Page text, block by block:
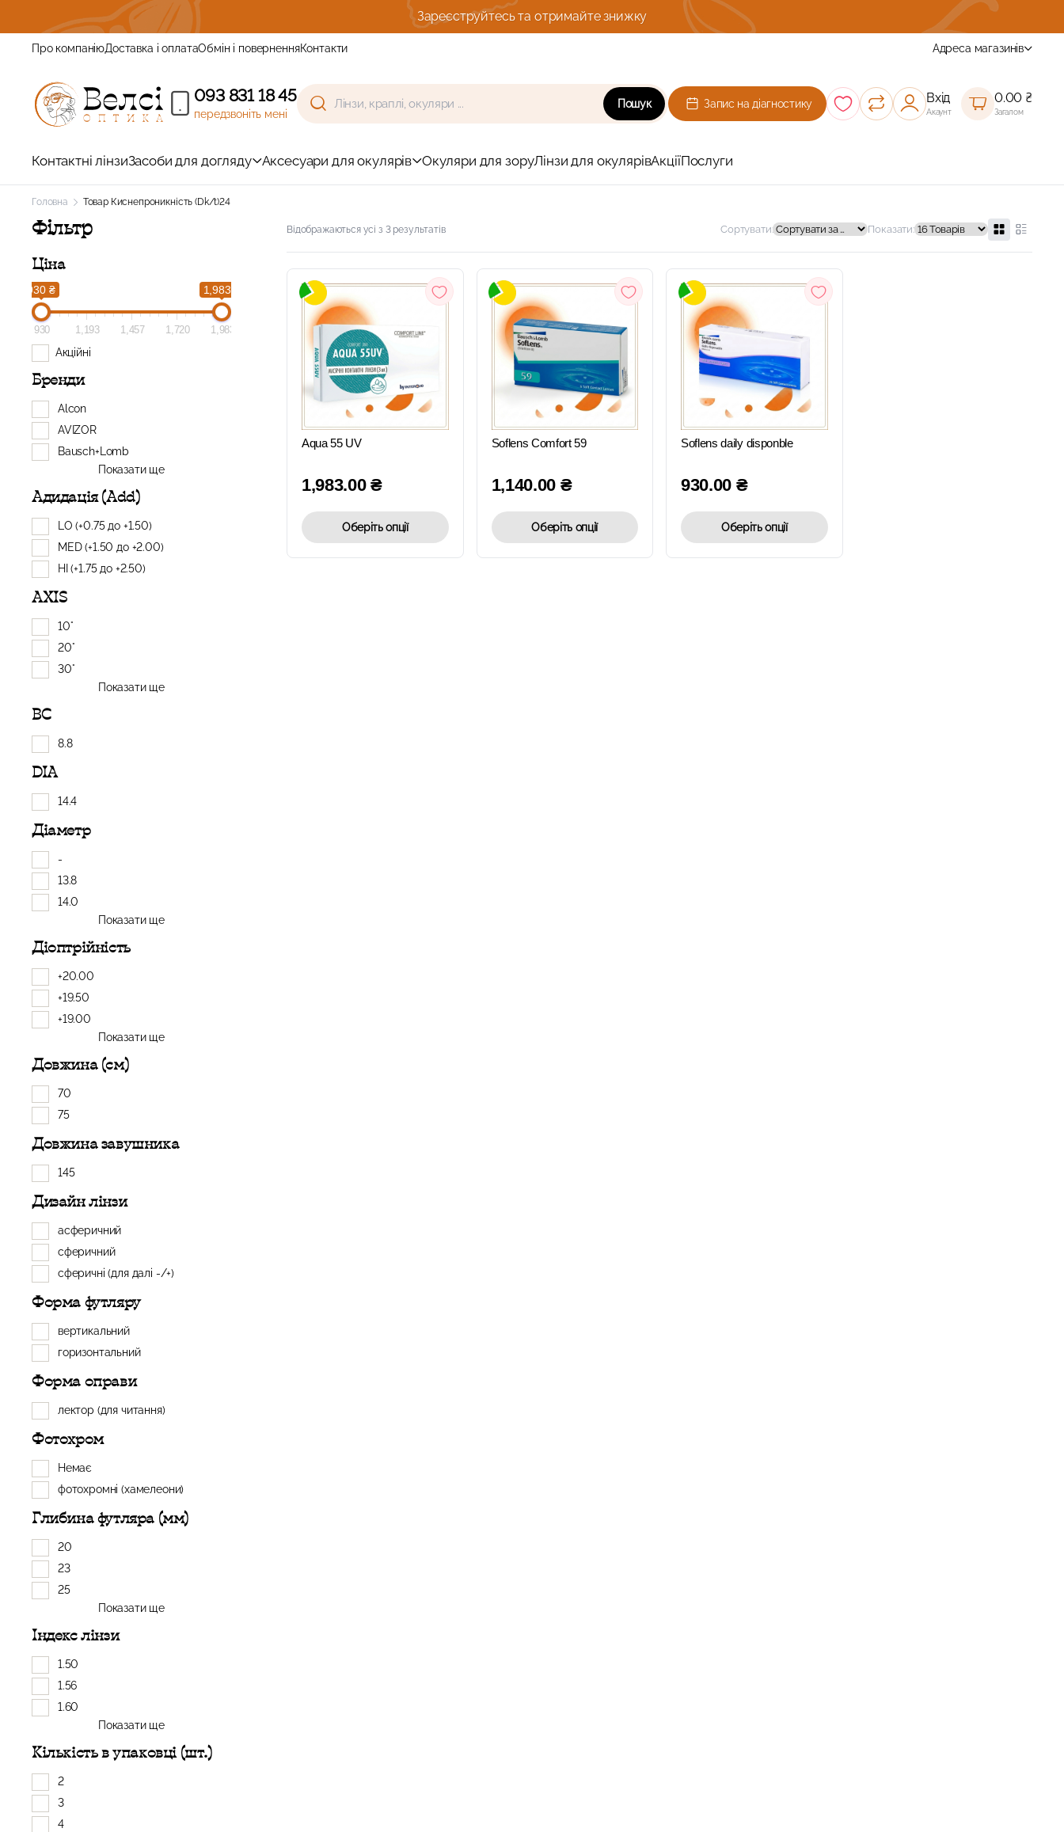
та отримайте знижку Комплексна діагности зору з підбором окулярів
Про компаніюДоставка і оплатаОбмін і поверненняКонтакти Адреса магазинів
093 831 18 45
передзвоніть мені
Пошук Запис на діагностику Вхід
Акаунт
0.00 ₴
Загалом
Контактні лінзиЗасоби для догляду Аксесуари для окулярів Окуляри для зоруЛінзи для окулярівАкціїПослуги
Головна Товар Киснепроникність (Dk/t)24
Відображаються усі з 3 результатів Сортувати: Показати:
ШВИДКИЙ
Aqua 55 UV
1,983.00₴
Оберіть опції
ШВИДКИЙ
Soflens Comfort 59
1,140.00 ₴
Оберіть опції
ШВИДКИЙ
Soflens daily disponble
930.00 ₴
Оберіть опції
Фільтр
Ціна
930 ₴ 1,983 ₴
930 1,193 1,457 1,720 1,983
Акційні
Бренди
Alcon
AVIZOR
Bausch+Lomb
Показати ще
Адидація (Add)
LO (+0.75 до +1.50)
MED (+1.50 до +2.00)
HI (+1.75 до +2.50)
AXIS
10°
20°
30°
Показати ще
BC
8.8
DIA
14.4
Діаметр
-
13.8
14.0
Показати ще
Діоптрійність
+20.00
+19.50
+19.00
Показати ще
Довжина (см)
70
75
Довжина завушника
145
Дизайн лінзи
асферичний
сферичний
сферичні (для далі -/+)
Форма футляру
вертикальний
горизонтальний
Форма оправи
лектор (для читання)
Фотохром
Немає
фотохромні (хамелеони)
Глибина футляра (мм)
20
23
25
Показати ще
Індекс лінзи
1.50
1.56
1.60
Показати ще
Кількість в упаковці (шт.)
2
3
4